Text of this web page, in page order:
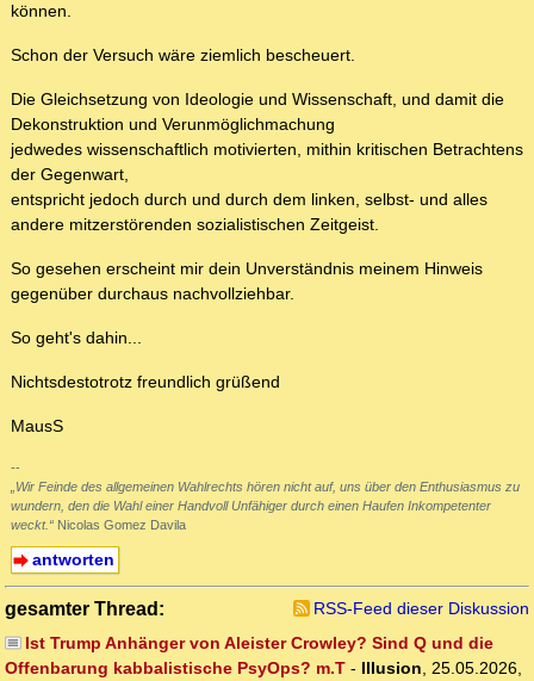
können.
Schon der Versuch wäre ziemlich bescheuert.
Die Gleichsetzung von Ideologie und Wissenschaft, und damit die
Dekonstruktion und Verunmöglichmachung
jedwedes wissenschaftlich motivierten, mithin kritischen Betrachtens
der Gegenwart,
entspricht jedoch durch und durch dem linken, selbst- und alles
andere mitzerstörenden sozialistischen Zeitgeist.
So gesehen erscheint mir dein Unverständnis meinem Hinweis
gegenüber durchaus nachvollziehbar.
So geht's dahin...
Nichtsdestotrotz freundlich grüßend
MausS
--
„Wir Feinde des allgemeinen Wahlrechts hören nicht auf, uns über den Enthusiasmus zu
wundern, den die Wahl einer Handvoll Unfähiger durch einen Haufen Inkompetenter
weckt.“ Nicolas Gomez Davila
antworten
gesamter Thread:
RSS-Feed dieser Diskussion
Ist Trump Anhänger von Aleister Crowley? Sind Q und die
Offenbarung kabbalistische PsyOps? m.T - Illusion, 25.05.2026,